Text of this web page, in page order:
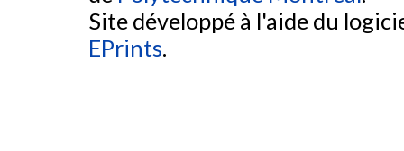
Site développé à l'aide du
EPrints.